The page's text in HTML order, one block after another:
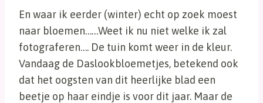
En waar ik eerder (winter) echt op zoek moest
naar bloemen……Weet ik nu niet welke ik zal
fotograferen…. De tuin komt weer in de kleur.
Vandaag de Daslookbloemetjes, betekend ook
dat het oogsten van dit heerlijke blad een
beetje op haar eindje is voor dit jaar. Maar de